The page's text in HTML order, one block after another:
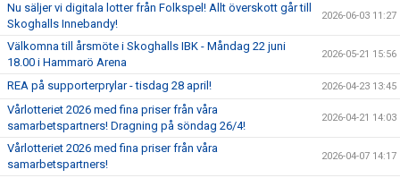
Nu säljer vi digitala lotter från Folkspel! Allt överskott går till
Skoghalls Innebandy!
2026-06-03 11:27
Välkomna till årsmöte i Skoghalls IBK - Måndag 22 juni
18.00 i Hammarö Arena
2026-05-21 15:56
REA på supporterprylar - tisdag 28 april! 2026-04-23 13:45
Vårlotteriet 2026 med fina priser från våra
samarbetspartners! Dragning på söndag 26/4!
2026-04-21 14:03
Vårlotteriet 2026 med fina priser från våra
samarbetspartners!
2026-04-07 14:17